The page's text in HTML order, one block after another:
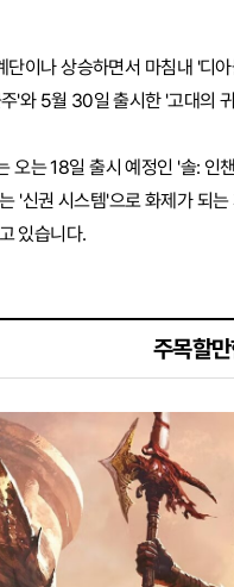
단이나 상승하면서 마침내 '디
'와 5월 30일 출시한 '고대의
오는 18일 출시 예정인 '솔: 인
'신권 시스템'으로 화제가 되
있습니다.
주목할